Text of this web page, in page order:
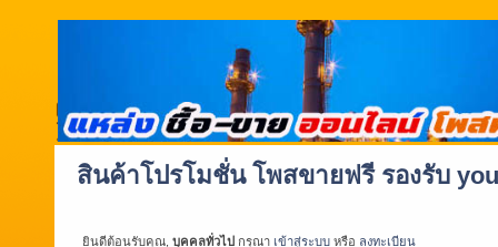
สินค้าโปรโมชั่น โพสขายฟรี รองรับ
ยินดีต้อนรับคุณ, บุคคลทั่วไป กรุณา เข้าสู่ระบบ หรือ ลงทะเบียน